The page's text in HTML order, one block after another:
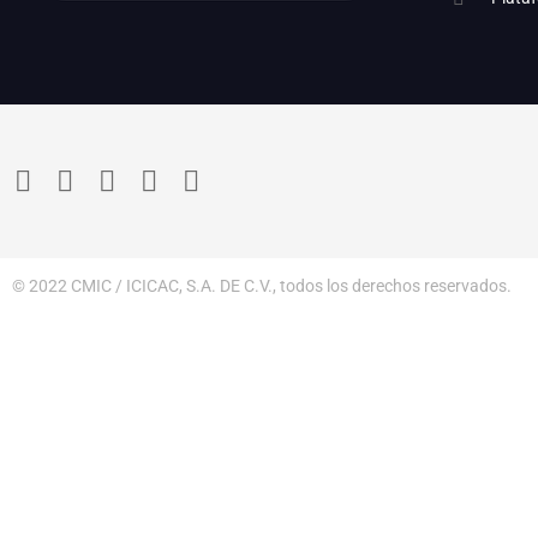
© 2022 CMIC / ICICAC, S.A. DE C.V., todos los derechos reservados.